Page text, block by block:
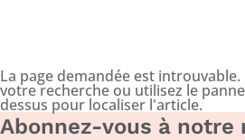
La page demandée est
votre recherche ou utilisez le
dessus pour localiser l'article.
Abonnez-vous à